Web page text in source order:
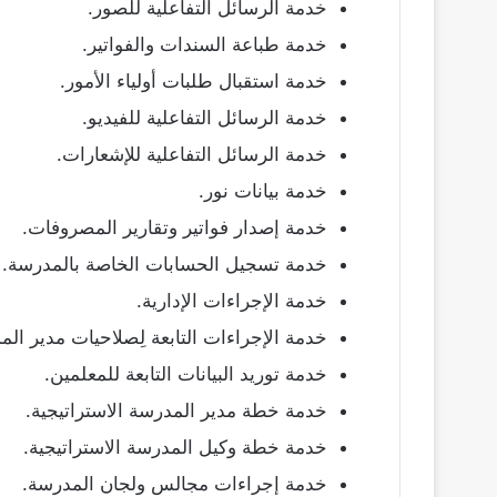
خدمة الرسائل التفاعلية للصور.
خدمة طباعة السندات والفواتير.
خدمة استقبال طلبات أولياء الأمور.
خدمة الرسائل التفاعلية للفيديو.
خدمة الرسائل التفاعلية للإشعارات.
خدمة بيانات نور.
خدمة إصدار فواتير وتقارير المصروفات.
خدمة تسجيل الحسابات الخاصة بالمدرسة.
خدمة الإجراءات الإدارية.
خدمة الإجراءات التابعة لِصلاحيات مدير
خدمة توريد البيانات التابعة للمعلمين.
خدمة خطة مدير المدرسة الاستراتيجية.
خدمة خطة وكيل المدرسة الاستراتيجية.
خدمة إجراءات مجالس ولجان المدرسة.